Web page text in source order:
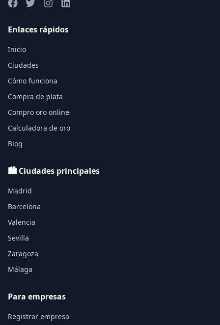
Enlaces rápidos
Inicio
Ciudades
Cómo funciona
Compra de plata
Compro oro online
Calculadora de oro
Blog
🏙️ Ciudades principales
Madrid
Barcelona
Valencia
Sevilla
Zaragoza
Málaga
Para empresas
Registrar empresa